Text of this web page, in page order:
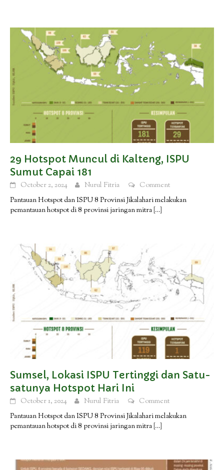
29 Hotspot Muncul di Kalteng, ISPU
Sumut Capai 181
October 2, 2024 Nurul Fitria
Comment
Pantauan Hotspot dan ISPU 8 Provinsi Jikalahari melakukan
pemantauan hotspot di 8 provinsi jaringan mitra […]
Sumsel, Lokasi ISPU Tertinggi dan Satu-
satunya Hotspot Hari Ini
October 1, 2024 Nurul Fitria
Comment
Pantauan Hotspot dan ISPU 8 Provinsi Jikalahari melakukan
pemantauan hotspot di 8 provinsi jaringan mitra […]